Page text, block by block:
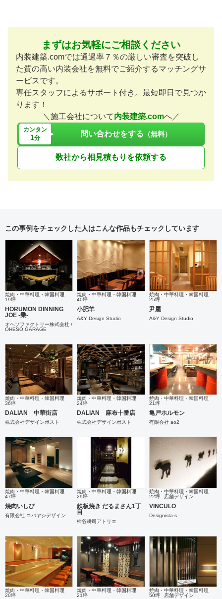
まずはお気軽にご相談ください
内装建築.comでは通過率７％の厳しい審査を突破し
た質の高い内装会社を無料でご紹介するマッチングサ
ービスです。
専任スタッフによるサポート付き。最短即日で見つか
ります！
＼施工会社について内装建築.comへ／
カンタン
1分 問い合わせをする （無料）
数社から相見積もりを依頼する
この事例をチェックした人はこんな作品もチェックしています
焼肉・中華料理・韓国料理
19坪
HORUMON DINNING
JOE -乗-
オヘソファクトリー株式会社 /
OHESO GARAGE
焼肉・中華料理・韓国料理
40坪
小肥羊
A&Y Design Studio
焼肉・中華料理・韓国料理
25坪
尹屋
A&Y Design Studio
焼肉・中華料理・韓国料理
36坪
DALIAN 中華街店
株式会社デザインポスト
焼肉・中華料理・韓国料理
24坪
DALIAN 麻布十番店
株式会社デザインポスト
焼肉・中華料理・韓国料理
21坪
亀戸ホルモン
有限会社 ao2
焼肉・中華料理・韓国料理
47坪
焼肉いしび
有限会社 コバヤシデザイン
焼肉・中華料理・韓国料理
29坪
鉄板焼き だるまさん1丁
目
柿谷耕司アトリエ
焼肉・中華料理・韓国料理
22坪
店舗デザイン
VINCULO
Designista-s
焼肉・中華料理・韓国料理
20坪
焼肉・中華料理・韓国料理
21坪
焼肉・中華料理・韓国料理
50坪
店舗デザイン